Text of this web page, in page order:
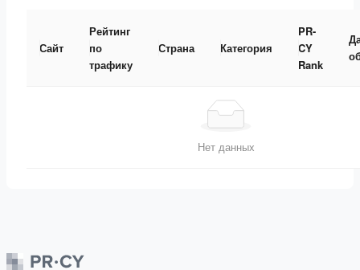
Сайт
Рейтинг
по
трафику
Страна Категория
PR-
CY
Rank
Нет данных